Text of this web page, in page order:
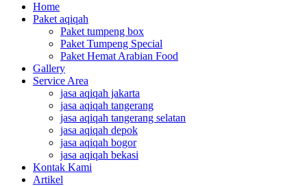
Home
Paket aqiqah
Paket tumpeng box
Paket Tumpeng Special
Paket Hemat Arabian Food
Gallery
Service Area
jasa aqiqah jakarta
jasa aqiqah tangerang
jasa aqiqah tangerang selatan
jasa aqiqah depok
jasa aqiqah bogor
jasa aqiqah bekasi
Kontak Kami
Artikel